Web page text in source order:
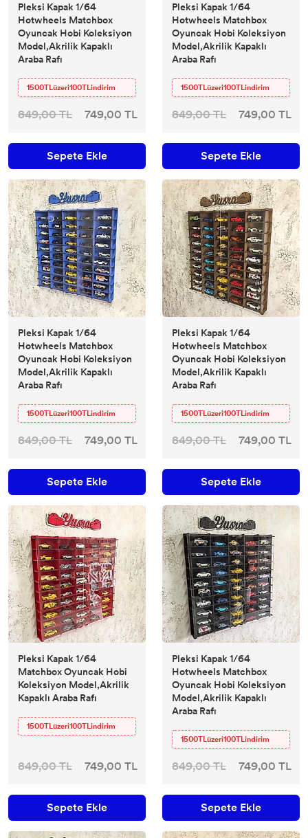
Pleksi Kapak 1/64
Hotwheels Matchbox
Oyuncak Hobi Koleksiyon
Model,Akrilik Kapaklı
Araba Rafı
1500TLüzeri100TLindirim
849,00 TL 749,00 TL
Sepete Ekle
Pleksi Kapak 1/64
Hotwheels Matchbox
Oyuncak Hobi Koleksiyon
Model,Akrilik Kapaklı
Araba Rafı
1500TLüzeri100TLindirim
849,00 TL 749,00 TL
Sepete Ekle
Pleksi Kapak 1/64
Hotwheels Matchbox
Oyuncak Hobi Koleksiyon
Model,Akrilik Kapaklı
Araba Rafı
1500TLüzeri100TLindirim
849,00 TL 749,00 TL
Sepete Ekle
Pleksi Kapak 1/64
Hotwheels Matchbox
Oyuncak Hobi Koleksiyon
Model,Akrilik Kapaklı
Araba Rafı
1500TLüzeri100TLindirim
849,00 TL 749,00 TL
Sepete Ekle
Pleksi Kapak 1/64
Matchbox Oyuncak Hobi
Koleksiyon Model,Akrilik
Kapaklı Araba Rafı
1500TLüzeri100TLindirim
849,00 TL 749,00 TL
Sepete Ekle
Pleksi Kapak 1/64
Hotwheels Matchbox
Oyuncak Hobi Koleksiyon
Model,Akrilik Kapaklı
Araba Rafı
1500TLüzeri100TLindirim
849,00 TL 749,00 TL
Sepete Ekle